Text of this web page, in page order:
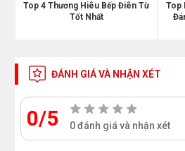
Top 4 Thương Hiêu Bếp Điên Từ
Tốt Nhất
Top
ĐÁNH GIÁ VÀ NHẬN XÉT
0/5 0 đánh giá và nhận xét